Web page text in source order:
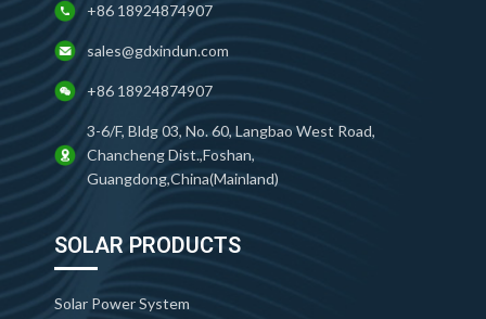
+86 18924874907
sales@gdxindun.com
+86 18924874907
3-6/F, Bldg 03, No. 60, Langbao West Road,
Chancheng Dist.,Foshan,
Guangdong,China(Mainland)
SOLAR PRODUCTS
Solar Power System